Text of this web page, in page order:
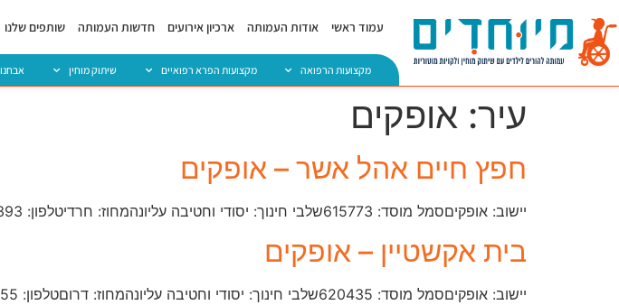
עמוד ראשי אודות העמותה ארכיון אירועים חדשות העמותה שותפים שלנו
מקצועות הרפואה מקצועות הפרא רפואיים שיתוק מוחין
עיר: אופקים
חפץ חיים אהל אשר – אופקים
יישוב: אופקיםסמל מוסד: 615773​שלבי חינוך: יסודי וחטיבה עליונהמחוז: חרדיטלפון: 03-909-9393
בית אקשטיין – אופקים
יישוב: אופקיםסמל מוסד: ​620435שלבי חינוך: יסודי וחטיבה עליונהמחוז: דרוםטלפון: 08-991-7955